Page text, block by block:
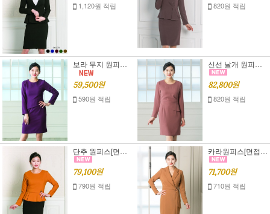
1,120원 적립 820원 적립
보라 무지 원피스[면접정장],[면접 원피스]S,M,L
59,500원
590원 적립
신선 날개 원피스[면접정장,면접 원피스]S,M,L
82,800원
820원 적립
단추 원피스[면접 정장],[면접 원피스],[오피스 룩]S,M,L,XL
79,100원
790원 적립
카라원피스[면접 정장],[면접 원피스]S,M,L
71,700원
710원 적립